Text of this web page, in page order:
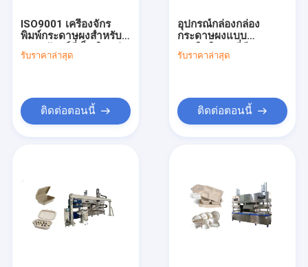
วิดีโอ
ISO9001 เครื่องจักร
พิมพ์กระดาษผงสําหรับ
สิ่งแวดล้อม
รับราคาล่าสุด
ติดต่อตอนนี้
อุปกรณ์กล่องกล่อง
กระดาษผงแบบ
ควบคุม PLC
รับราคาล่าสุด
ติดต่อตอนนี้